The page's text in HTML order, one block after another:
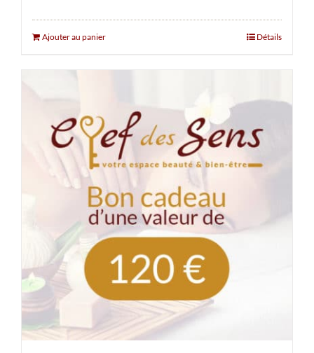
Ajouter au panier Détails